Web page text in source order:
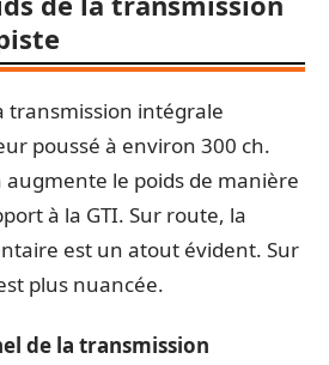
transmission intégrale
poussé à environ 300 ch.
le poids de manière
à la GTI. Sur route, la
est un atout évident. Sur
plus nuancée.
de la transmission